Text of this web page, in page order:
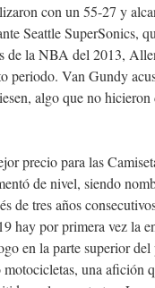
con un 55-27 y
Seattle SuperSonics,
de la NBA del 2013,
periodo. Van Gundy
algo que no
precio para las
de nivel, siendo
de tres años
hay por primera vez la
en la parte superior
una afición